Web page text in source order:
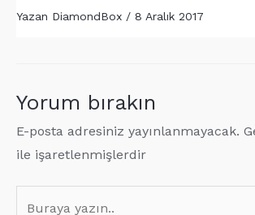
Yazan DiamondBox / 8 Aralık 2017
Yorum bırakın
E-posta adresiniz yayınlanmayacak.
ile işaretlenmişlerdir